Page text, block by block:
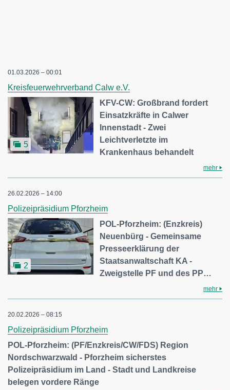
01.03.2026 – 00:01
Kreisfeuerwehrverband Calw e.V.
5
KFV-CW: Großbrand fordert
Einsatzkräfte in Calwer
Innenstadt - Zwei
Leichtverletzte im
Krankenhaus behandelt
mehr
26.02.2026 – 14:00
Polizeipräsidium Pforzheim
2
POL-Pforzheim: (Enzkreis)
Neuenbürg - Gemeinsame
Presseerklärung der
Staatsanwaltschaft KA -
Zweigstelle PF und des PP…
mehr
20.02.2026 – 08:15
Polizeipräsidium Pforzheim
POL-Pforzheim: (PF/Enzkreis/CW/FDS) Region
Nordschwarzwald - Pforzheim sicherstes
Polizeipräsidium im Land - Stadt und Landkreise
belegen vordere Ränge